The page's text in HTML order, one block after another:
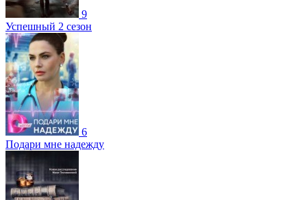
9
Успешный 2 сезон
6
Подари мне надежду